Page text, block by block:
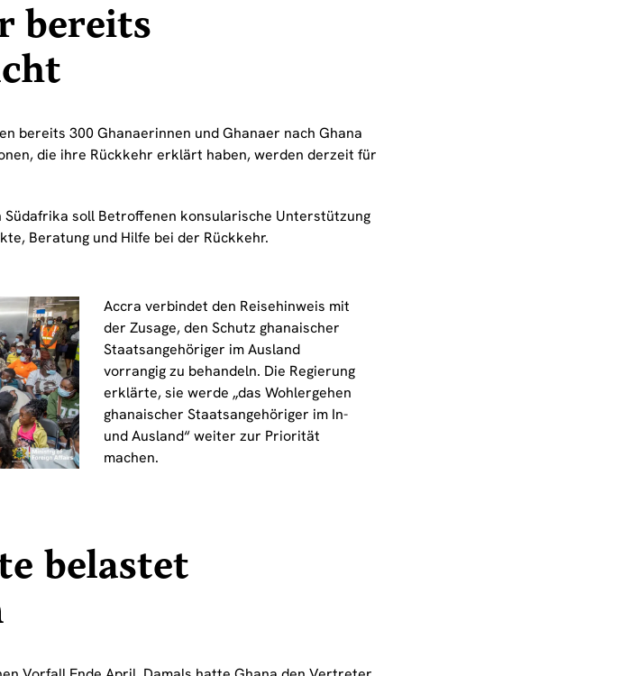
bereits
bereits 300 Ghanaerinnen und Ghanaer nach Ghana
die ihre Rückkehr erklärt haben, werden derzeit für
Südafrika soll Betroffenen konsularische Unterstützung
Beratung und Hilfe bei der Rückkehr.
Accra verbindet den Reisehinweis mit
der Zusage, den Schutz ghanaischer
Staatsangehöriger im Ausland
vorrangig zu behandeln. Die Regierung
erklärte, sie werde „das Wohlergehen
ghanaischer Staatsangehöriger im In-
und Ausland“ weiter zur Priorität
machen.
belastet